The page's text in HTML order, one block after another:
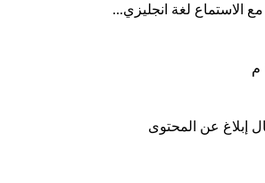
الاستماع لغة انجليزي...
عن المحتوى